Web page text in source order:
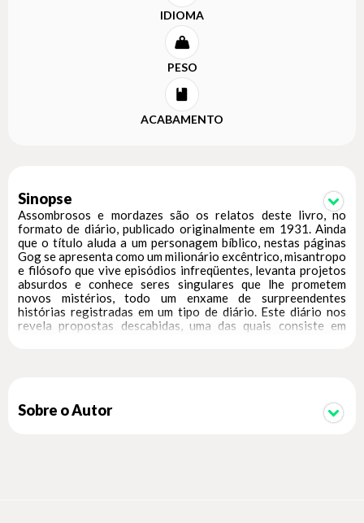
IDIOMA
PESO
ACABAMENTO
Sinopse
Assombrosos e mordazes são os relatos deste livro, no
formato de diário, publicado originalmente em 1931. Ainda
que o título aluda a um personagem bíblico, nestas páginas
Gog se apresenta como um milionário excêntrico, misantropo
e filósofo que vive episódios infreqüentes, levanta projetos
absurdos e conhece seres singulares que lhe prometem
novos mistérios, todo um enxame de surpreendentes
histórias registradas em um tipo de diário. Este diário nos
revela propostas descabidas, uma das quais consiste em
acerca da civilização e seu destino.
Sobre o Autor